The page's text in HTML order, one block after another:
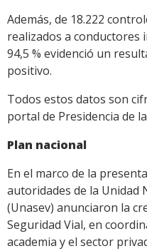
Además, de 18.222
realizados a conductores
94,5 % evidenció un
positivo.
Todos estos datos son
portal de Presidencia de
Plan nacional
En el marco de la
autoridades de la Unidad
(Unasev) anunciaron la
Seguridad Vial, en
academia y el sector